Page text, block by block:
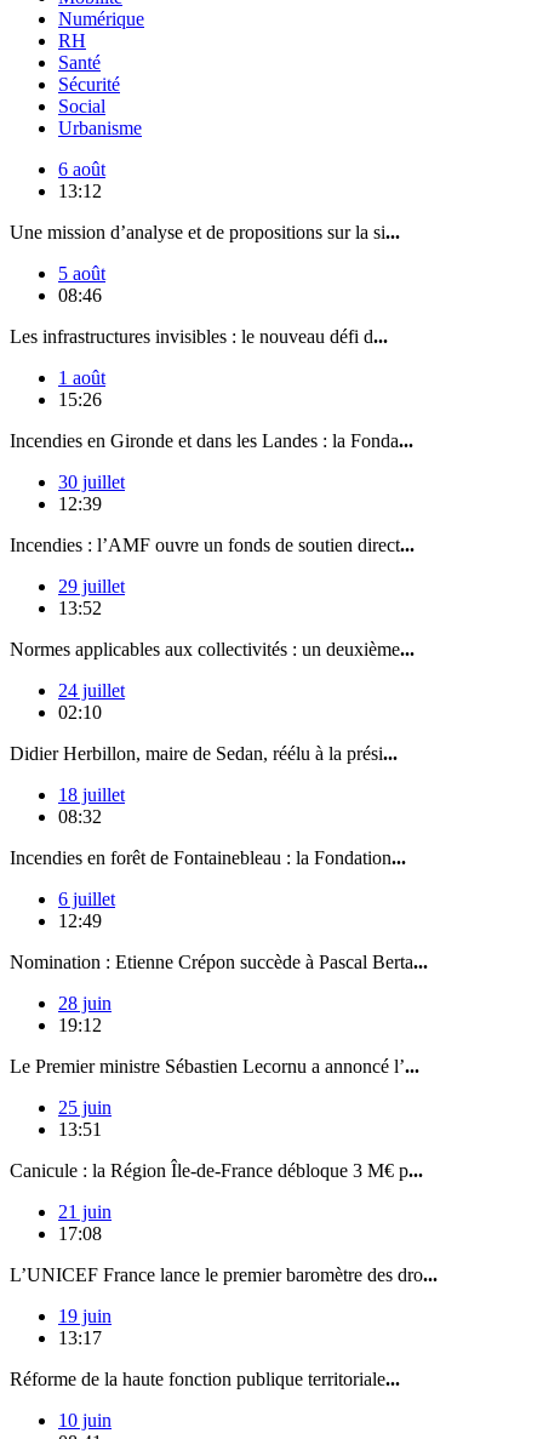
Numérique
RH
Santé
Sécurité
Social
Urbanisme
6 août
13:12
Une mission d’analyse et de propositions sur la si...
5 août
08:46
Les infrastructures invisibles : le nouveau défi d...
1 août
15:26
Incendies en Gironde et dans les Landes : la Fonda...
30 juillet
12:39
Incendies : l’AMF ouvre un fonds de soutien direct...
29 juillet
13:52
Normes applicables aux collectivités : un deuxième...
24 juillet
02:10
Didier Herbillon, maire de Sedan, réélu à la prési...
18 juillet
08:32
Incendies en forêt de Fontainebleau : la Fondation...
6 juillet
12:49
Nomination : Etienne Crépon succède à Pascal Berta...
28 juin
19:12
Le Premier ministre Sébastien Lecornu a annoncé l’...
25 juin
13:51
Canicule : la Région Île-de-France débloque 3 M€ p...
21 juin
17:08
L’UNICEF France lance le premier baromètre des dro...
19 juin
13:17
Réforme de la haute fonction publique territoriale...
10 juin